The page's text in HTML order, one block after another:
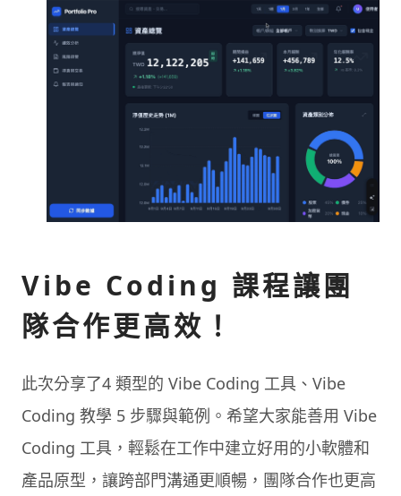
Vibe Coding 課程讓團
隊合作更高效！
此次分享了4 類型的 Vibe Coding 工具、Vibe
Coding 教學 5 步驟與範例。希望大家能善用 Vibe
Coding 工具，輕鬆在工作中建立好用的小軟體和
產品原型，讓跨部門溝通更順暢，團隊合作也更高